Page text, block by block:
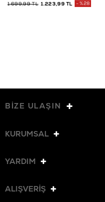
1.223,99 TL
1.699,99 TL %28
BİZE ULAŞIN
KURUMSAL
YARDIM
ALIŞVERİŞ